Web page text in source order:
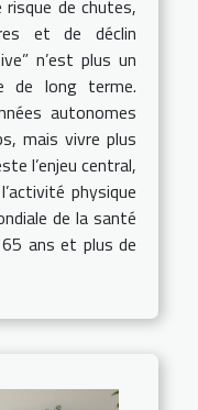
de chutes,
et de déclin
n’est plus un
de long terme.
autonomes
mais vivre plus
l’enjeu central,
physique
de la santé
ans et plus de